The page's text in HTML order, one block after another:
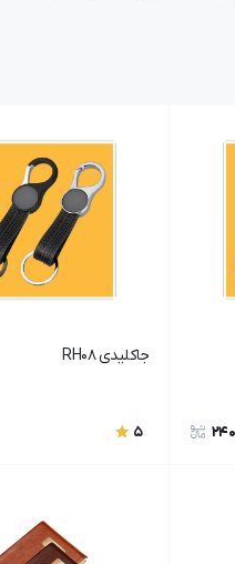
جاکلیدی RH08
5